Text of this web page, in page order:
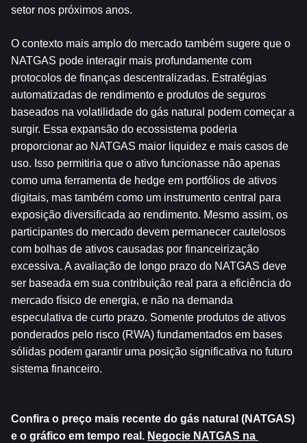
setor nos próximos anos.
O contexto mais amplo do mercado também sugere que o
NATGAS pode interagir mais profundamente com
protocolos de finanças descentralizadas. Estratégias
automatizadas de rendimento e produtos de seguros
baseados na volatilidade do gás natural podem começar a
surgir. Essa expansão do ecossistema poderia
proporcionar ao NATGAS maior liquidez e mais casos de
uso. Isso permitiria que o ativo funcionasse não apenas
como uma ferramenta de hedge em portfólios de ativos
digitais, mas também como um instrumento central para
exposição diversificada ao rendimento. Mesmo assim, os
participantes do mercado devem permanecer cautelosos
com bolhas de ativos causadas por financeirização
excessiva. A avaliação de longo prazo do NATGAS deve
ser baseada em sua contribuição real para a eficiência do
mercado físico de energia, e não na demanda
especulativa de curto prazo. Somente produtos de ativos
ponderados pelo risco (RWA) fundamentados em bases
sólidas podem garantir uma posição significativa no futuro
sistema financeiro.
Confira o preço mais recente do gás natural (NATGAS)
e o gráfico em tempo real. Negocie NATGAS na